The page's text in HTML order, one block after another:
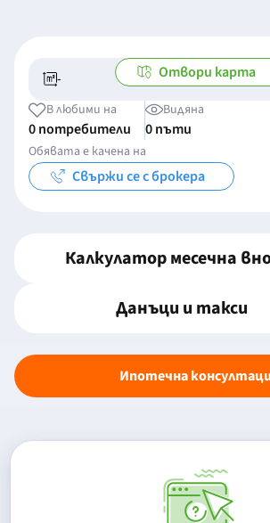
- -/-
Отвори карта
В любими на
0 потребители
Видяна
0 пъти
Обявата е качена на
Свържи се с брокера
Калкулатор месечна
Данъци и такси
Ипотечна